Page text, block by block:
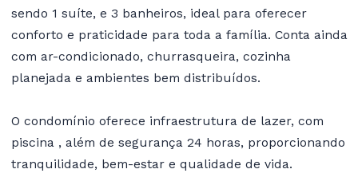
sendo 1 suíte, e 3 banheiros, ideal para oferecer
conforto e praticidade para toda a família. Conta ainda
com ar-condicionado, churrasqueira, cozinha
planejada e ambientes bem distribuídos.
O condomínio oferece infraestrutura de lazer, com
piscina , além de segurança 24 horas, proporcionando
tranquilidade, bem-estar e qualidade de vida.